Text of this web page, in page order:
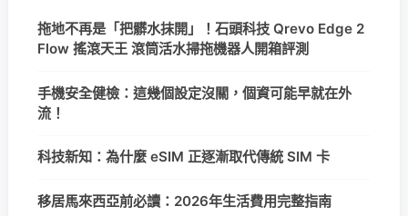
拖地不再是「把髒水抹開」！石頭科技 Qrevo Edge 2
Flow 搖滾天王 滾筒活水掃拖機器人開箱評測
手機安全健檢：這幾個設定沒關，個資可能早就在外
流！
科技新知：為什麼 eSIM 正逐漸取代傳統 SIM 卡
移居馬來西亞前必讀：2026年生活費用完整指南